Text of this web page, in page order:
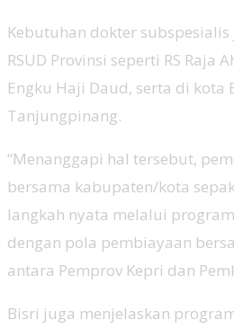
Kebutuhan dokter
RSUD Provinsi seperti RS Raja
Engku Haji Daud, serta di kota
Tanjungpinang.
“Menanggapi hal tersebut,
bersama kabupaten/kota
langkah nyata melalui program
dengan pola pembiayaan
antara Pemprov Kepri dan
Bisri juga menjelaskan